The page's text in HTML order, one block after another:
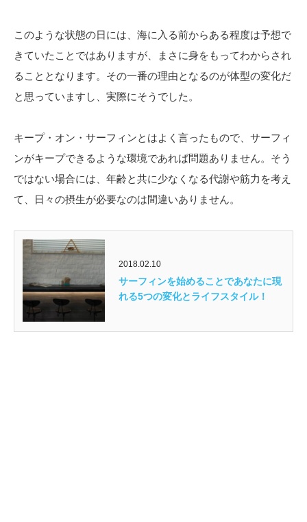
このような状態の日には、海に入る前からある程度は予想で
きていたことではありますが、まさに身をもってわからされ
ることとなります。その一番の理由となるのが体型の変化だ
と思っていますし、実際にそうでした。
キープ・オン・サーフィンとはよく言ったもので、サーフィ
ンがキープできるような環境であれば問題ありません。そう
ではない場合には、年齢と共に少なくなる代謝や筋力を考え
て、日々の摂生が必要なのは間違いありません。
2018.02.10
サーフィンを始めることであなたに現
れる5つの変化とライフスタイル！